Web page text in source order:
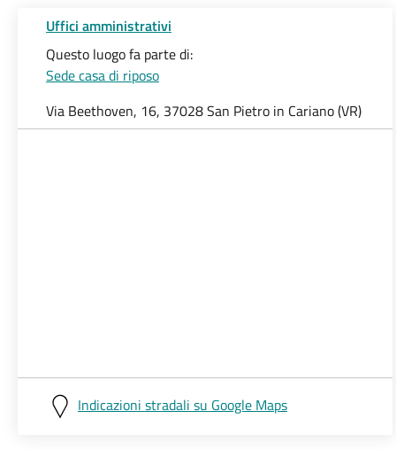
Uffici amministrativi
Questo luogo fa parte di:
Sede casa di riposo
Via Beethoven, 16, 37028 San Pietro in Cariano (VR)
Indicazioni stradali su Google Maps